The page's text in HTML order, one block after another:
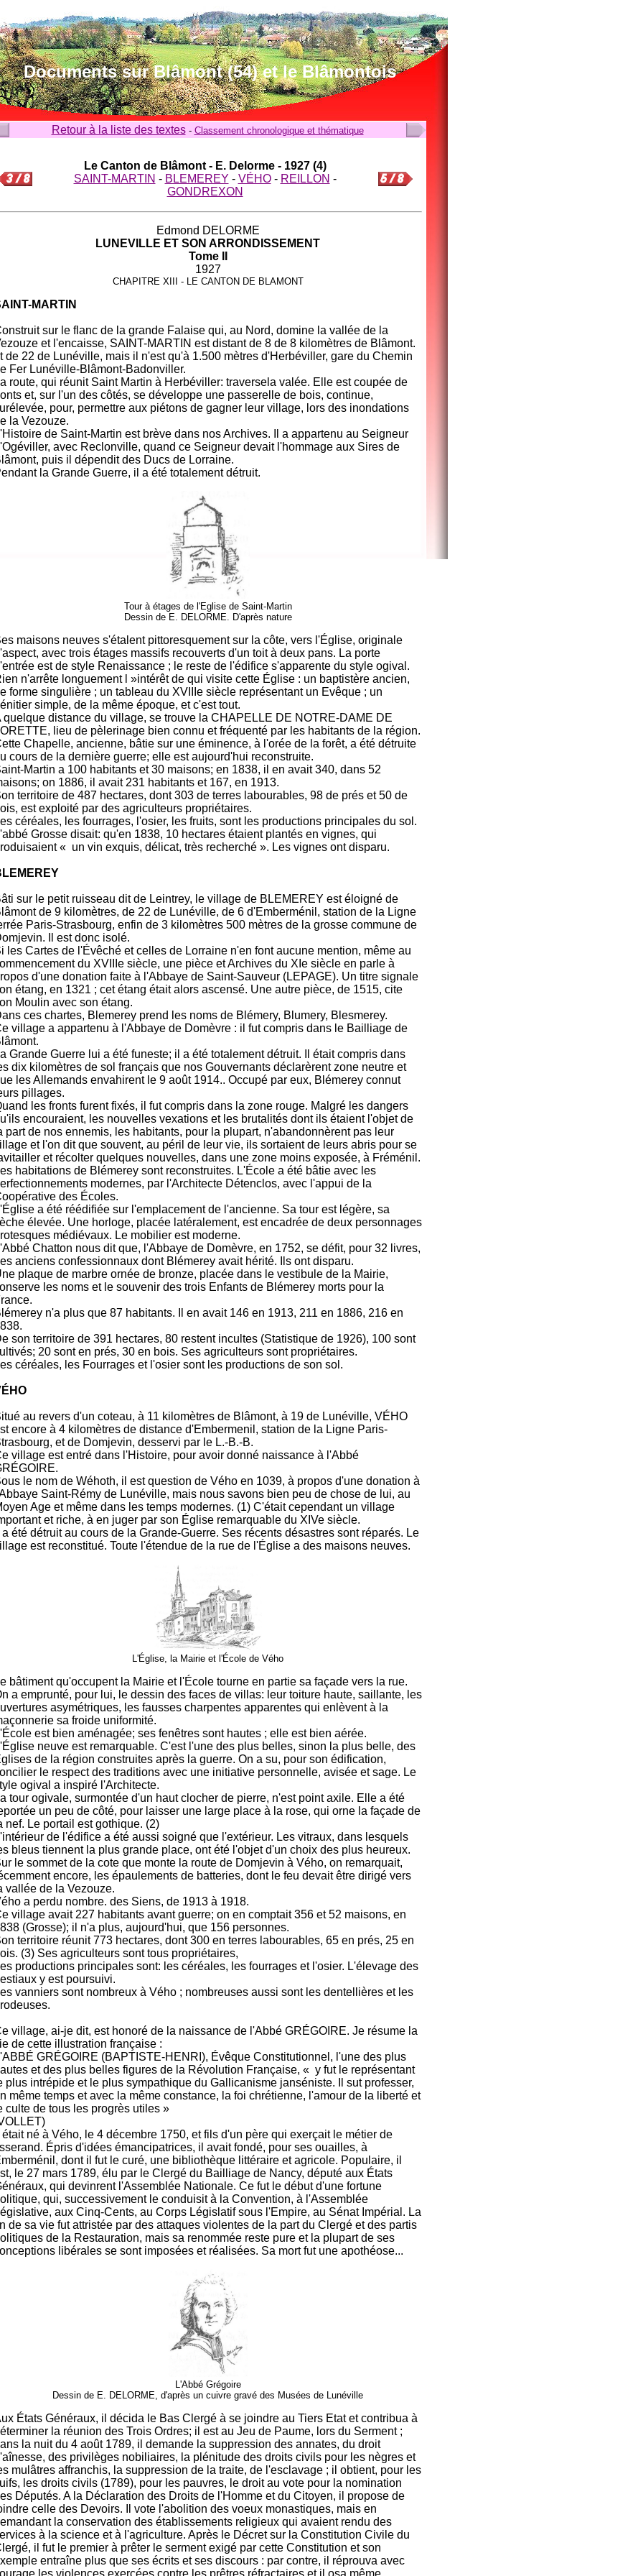
Documents sur Blâmont (54) et le Blâmontois
Retour à la liste des textes- Classement chronologique et thématique
Le Canton de Blâmont - E. Delorme - 1927 (4)
SAINT-MARTIN - BLEMEREY - VÉHO- REILLON -
GONDREXON
Edmond DELORME
LUNEVILLE ET SON ARRONDISSEMENT
Tome II
1927
CHAPITRE XIII - LE CANTON DE BLAMONT
MARTIN
sur le flanc de la grande Falaise qui, au Nord, domine la vallée de la
et l'encaisse, SAINT-MARTIN est distant de 8 de 8 kilomètres de Blâmont.
de 22 de Lunéville, mais il n'est qu'à 1.500 mètres d'Herbéviller, gare du Chemin
Fer Lunéville-Blâmont-Badonviller.
route, qui réunit Saint Martin à Herbéviller: traversela valée. Elle est coupée de
et, sur l'un des côtés, se développe une passerelle de bois, continue,
pour, permettre aux piétons de gagner leur village, lors des inondations
la Vezouze.
de Saint-Martin est brève dans nos Archives. Il a appartenu au Seigneur
avec Reclonville, quand ce Seigneur devait l'hommage aux Sires de
puis il dépendit des Ducs de Lorraine.
la Grande Guerre, il a été totalement détruit.
Tour à étages de l'Eglise de Saint-Martin
Dessin de E. DELORME. D'après nature
maisons neuves s'étalent pittoresquement sur la côte, vers l'Église, originale
avec trois étages massifs recouverts d'un toit à deux pans. La porte
est de style Renaissance ; le reste de l'édifice s'apparente du style ogival.
n'arrête longuement l »intérêt de qui visite cette Église : un baptistère ancien,
forme singulière ; un tableau du XVIIIe siècle représentant un Evêque ; un
simple, de la même époque, et c'est tout.
quelque distance du village, se trouve la CHAPELLE DE NOTRE-DAME DE
lieu de pèlerinage bien connu et fréquenté par les habitants de la région.
Chapelle, ancienne, bâtie sur une éminence, à l'orée de la forêt, a été détruite
cours de la dernière guerre; elle est aujourd'hui reconstruite.
Martin a 100 habitants et 30 maisons; en 1838, il en avait 340, dans 52
on 1886, il avait 231 habitants et 167, en 1913.
territoire de 487 hectares, dont 303 de terres labourables, 98 de prés et 50 de
est exploité par des agriculteurs propriétaires.
céréales, les fourrages, l'osier, les fruits, sont les productions principales du sol.
Grosse disait: qu'en 1838, 10 hectares étaient plantés en vignes, qui
« un vin exquis, délicat, très recherché ». Les vignes ont disparu.
sur le petit ruisseau dit de Leintrey, le village de BLEMEREY est éloigné de
de 9 kilomètres, de 22 de Lunéville, de 6 d'Emberménil, station de la Ligne
Paris-Strasbourg, enfin de 3 kilomètres 500 mètres de la grosse commune de
Il est donc isolé.
les Cartes de l'Évêché et celles de Lorraine n'en font aucune mention, même au
du XVIIIe siècle, une pièce et Archives du XIe siècle en parle à
d'une donation faite à l'Abbaye de Saint-Sauveur (LEPAGE). Un titre signale
étang, en 1321 ; cet étang était alors ascensé. Une autre pièce, de 1515, cite
Moulin avec son étang.
ces chartes, Blemerey prend les noms de Blémery, Blumery, Blesmerey.
village a appartenu à l'Abbaye de Domèvre : il fut compris dans le Bailliage de
Grande Guerre lui a été funeste; il a été totalement détruit. Il était compris dans
dix kilomètres de sol français que nos Gouvernants déclarèrent zone neutre et
les Allemands envahirent le 9 août 1914.. Occupé par eux, Blémerey connut
pillages.
les fronts furent fixés, il fut compris dans la zone rouge. Malgré les dangers
encouraient, les nouvelles vexations et les brutalités dont ils étaient l'objet de
part de nos ennemis, les habitants, pour la plupart, n'abandonnèrent pas leur
et l'on dit que souvent, au péril de leur vie, ils sortaient de leurs abris pour se
et récolter quelques nouvelles, dans une zone moins exposée, à Fréménil.
habitations de Blémerey sont reconstruites. L'École a été bâtie avec les
modernes, par l'Architecte Détenclos, avec l'appui de la
des Écoles.
a été réédifiée sur l'emplacement de l'ancienne. Sa tour est légère, sa
élevée. Une horloge, placée latéralement, est encadrée de deux personnages
médiévaux. Le mobilier est moderne.
Chatton nous dit que, l'Abbaye de Domèvre, en 1752, se défit, pour 32 livres,
anciens confessionnaux dont Blémerey avait hérité. Ils ont disparu.
plaque de marbre ornée de bronze, placée dans le vestibule de la Mairie,
les noms et le souvenir des trois Enfants de Blémerey morts pour la
n'a plus que 87 habitants. Il en avait 146 en 1913, 211 en 1886, 216 en
son territoire de 391 hectares, 80 restent incultes (Statistique de 1926), 100 sont
20 sont en prés, 30 en bois. Ses agriculteurs sont propriétaires.
céréales, les Fourrages et l'osier sont les productions de son sol.
au revers d'un coteau, à 11 kilomètres de Blâmont, à 19 de Lunéville, VÉHO
encore à 4 kilomètres de distance d'Embermenil, station de la Ligne Paris-
et de Domjevin, desservi par le L.-B.-B.
village est entré dans l'Histoire, pour avoir donné naissance à l'Abbé
le nom de Wéhoth, il est question de Vého en 1039, à propos d'une donation à
Saint-Rémy de Lunéville, mais nous savons bien peu de chose de lui, au
Age et même dans les temps modernes. (1) C'était cependant un village
et riche, à en juger par son Église remarquable du XIVe siècle.
Il a été détruit au cours de la Grande-Guerre. Ses récents désastres sont réparés. Le
est reconstitué. Toute l'étendue de la rue de l'Église a des maisons neuves.
L'Église, la Mairie et l'École de Vého
bâtiment qu'occupent la Mairie et l'École tourne en partie sa façade vers la rue.
a emprunté, pour lui, le dessin des faces de villas: leur toiture haute, saillante, les
asymétriques, les fausses charpentes apparentes qui enlèvent à la
sa froide uniformité.
est bien aménagée; ses fenêtres sont hautes ; elle est bien aérée.
neuve est remarquable. C'est l'une des plus belles, sinon la plus belle, des
de la région construites après la guerre. On a su, pour son édification,
le respect des traditions avec une initiative personnelle, avisée et sage. Le
ogival a inspiré l'Architecte.
tour ogivale, surmontée d'un haut clocher de pierre, n'est point axile. Elle a été
un peu de côté, pour laisser une large place à la rose, qui orne la façade de
nef. Le portail est gothique. (2)
de l'édifice a été aussi soigné que l'extérieur. Les vitraux, dans lesquels
bleus tiennent la plus grande place, ont été l'objet d'un choix des plus heureux.
le sommet de la cote que monte la route de Domjevin à Vého, on remarquait,
encore, les épaulements de batteries, dont le feu devait être dirigé vers
vallée de la Vezouze.
a perdu nombre. des Siens, de 1913 à 1918.
village avait 227 habitants avant guerre; on en comptait 356 et 52 maisons, en
(Grosse); il n'a plus, aujourd'hui, que 156 personnes.
territoire réunit 773 hectares, dont 300 en terres labourables, 65 en prés, 25 en
(3) Ses agriculteurs sont tous propriétaires,
productions principales sont: les céréales, les fourrages et l'osier. L'élevage des
y est poursuivi.
vanniers sont nombreux à Vého ; nombreuses aussi sont les dentellières et les
village, ai-je dit, est honoré de la naissance de l'Abbé GRÉGOIRE. Je résume la
de cette illustration française :
GRÉGOIRE (BAPTISTE-HENRI), Évêque Constitutionnel, l'une des plus
et des plus belles figures de la Révolution Française, « y fut le représentant
plus intrépide et le plus sympathique du Gallicanisme janséniste. Il sut professer,
même temps et avec la même constance, la foi chrétienne, l'amour de la liberté et
culte de tous les progrès utiles »
Il était né à Vého, le 4 décembre 1750, et fils d'un père qui exerçait le métier de
Épris d'idées émancipatrices, il avait fondé, pour ses ouailles, à
dont il fut le curé, une bibliothèque littéraire et agricole. Populaire, il
le 27 mars 1789, élu par le Clergé du Bailliage de Nancy, député aux États
qui devinrent l'Assemblée Nationale. Ce fut le début d'une fortune
qui, successivement le conduisit à la Convention, à l'Assemblée
aux Cinq-Cents, au Corps Législatif sous l'Empire, au Sénat Impérial. La
de sa vie fut attristée par des attaques violentes de la part du Clergé et des partis
de la Restauration, mais sa renommée reste pure et la plupart de ses
libérales se sont imposées et réalisées. Sa mort fut une apothéose...
L'Abbé Grégoire
Dessin de E. DELORME, d'après un cuivre gravé des Musées de Lunéville
États Généraux, il décida le Bas Clergé à se joindre au Tiers Etat et contribua à
la réunion des Trois Ordres; il est au Jeu de Paume, lors du Serment ;
la nuit du 4 août 1789, il demande la suppression des annates, du droit
des privilèges nobiliaires, la plénitude des droits civils pour les nègres et
mulâtres affranchis, la suppression de la traite, de l'esclavage ; il obtient, pour les
les droits civils (1789), pour les pauvres, le droit au vote pour la nomination
Députés. A la Déclaration des Droits de l'Homme et du Citoyen, il propose de
celle des Devoirs. Il vote l'abolition des voeux monastiques, mais en
la conservation des établissements religieux qui avaient rendu des
à la science et à l'agriculture. Après le Décret sur la Constitution Civile du
il fut le premier à prêter le serment exigé par cette Constitution et son
entraîne plus que ses écrits et ses discours : par contre, il réprouva avec
les violences exercées contre les prêtres réfractaires et il osa même